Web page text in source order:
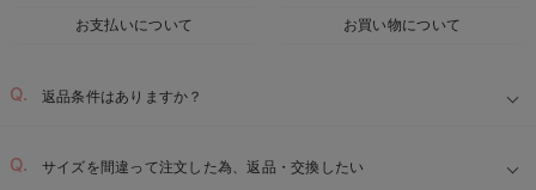
お支払いについて
お買い物について
返品条件はありますか？
サイズを間違って注文した為、返品・交換したい